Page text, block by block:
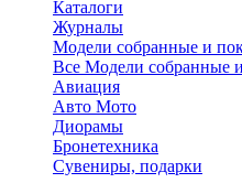
Каталоги
Журналы
Модели собранные и
Все Модели собранные
Авиация
Авто Мото
Диорамы
Бронетехника
Сувениры, подарки